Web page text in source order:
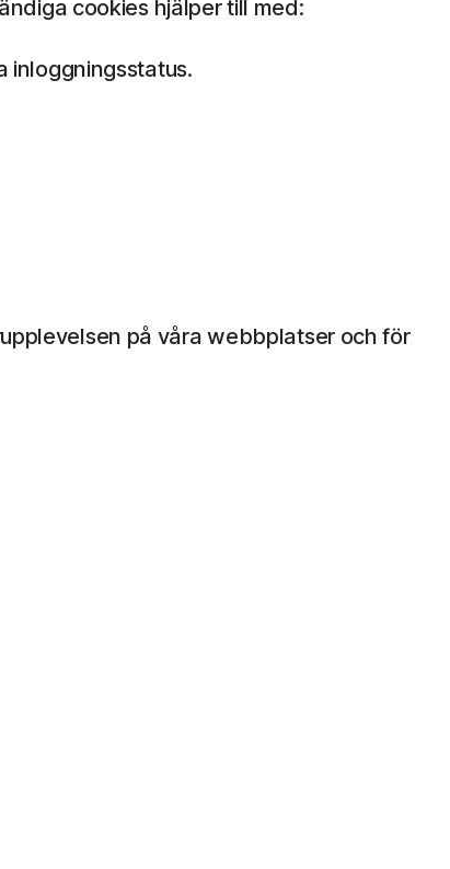
cookies hjälper till med:
inloggningsstatus.
på våra webbplatser och för